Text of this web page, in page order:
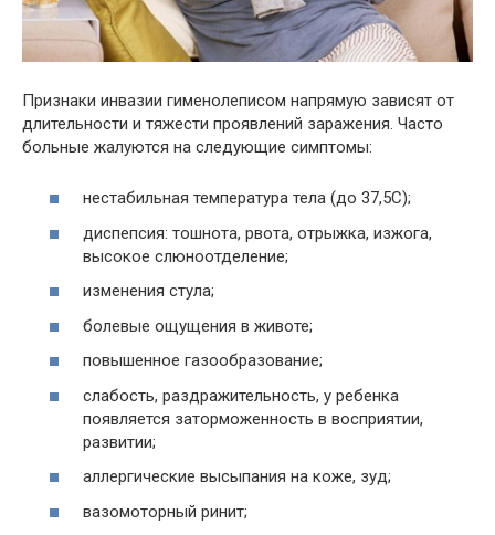
Признаки инвазии гименолеписом напрямую зависят от
длительности и тяжести проявлений заражения. Часто
больные жалуются на следующие симптомы:
нестабильная температура тела (до 37,5С);
диспепсия: тошнота, рвота, отрыжка, изжога,
высокое слюноотделение;
изменения стула;
болевые ощущения в животе;
повышенное газообразование;
слабость, раздражительность, у ребенка
появляется заторможенность в восприятии,
развитии;
аллергические высыпания на коже, зуд;
вазомоторный ринит;